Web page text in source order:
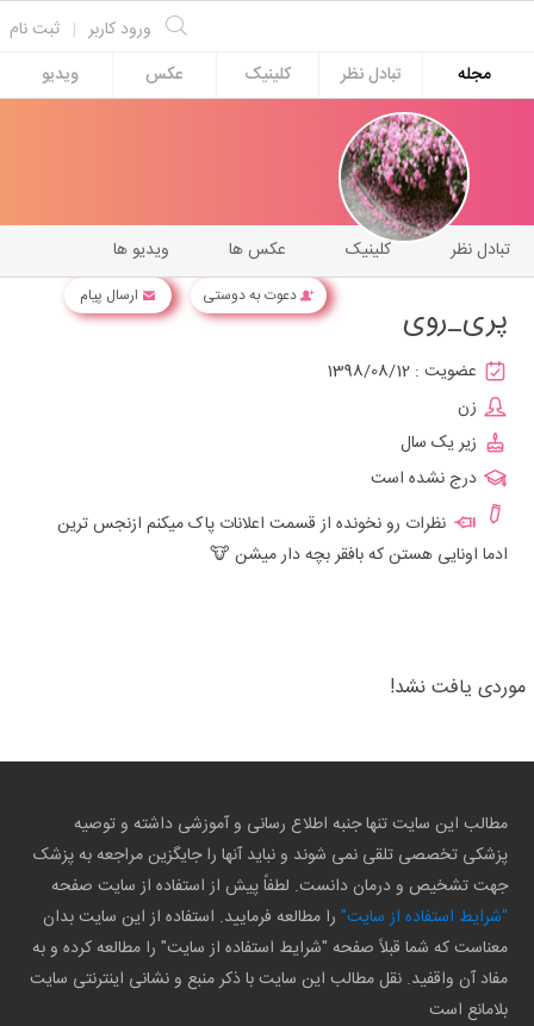
ثبت نام | ورود کاربر
مجله
تبادل نظر کلینیک عکس ویدیو
دعوت به دوستی ارسال پیام
ویدیو ها عکس ها کلینیک تبادل نظر
پری_روی
عضویت : 1398/08/12
زن
زیر یک سال
درج نشده است
نظرات رو نخونده از قسمت اعلانات پاک میکنم ازنجس ترین
ادما اونایی هستن که بافقر بچه دار میشن 🐮
موردی یافت نشد!
مطالب این سایت تنها جنبه اطلاع رسانی و آموزشی داشته و توصیه
پزشکی تخصصی تلقی نمی شوند و نباید آنها را جایگزین مراجعه به پزشک
جهت تشخیص و درمان دانست. لطفاً پیش از استفاده از سایت صفحه
"شرایط استفاده از سایت" را مطالعه فرمایید. استفاده از این سایت بدان
معناست که شما قبلاً صفحه "شرایط استفاده از سایت" را مطالعه کرده و به
مفاد آن واقفید. نقل مطالب این سایت با ذکر منبع و نشانی اینترنتی سایت
بلامانع است